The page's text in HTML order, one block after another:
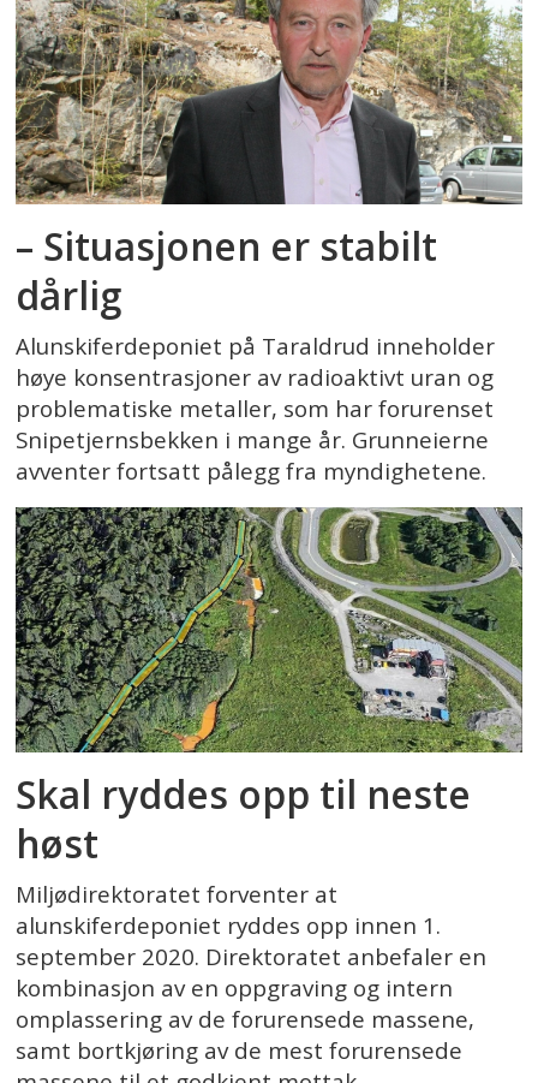
– Situasjonen er stabilt
dårlig
Alunskiferdeponiet på Taraldrud inneholder
høye konsentrasjoner av radioaktivt uran og
problematiske metaller, som har forurenset
Snipetjernsbekken i mange år. Grunneierne
avventer fortsatt pålegg fra myndighetene.
Skal ryddes opp til neste
høst
Miljødirektoratet forventer at
alunskiferdeponiet ryddes opp innen 1.
september 2020. Direktoratet anbefaler en
kombinasjon av en oppgraving og intern
omplassering av de forurensede massene,
samt bortkjøring av de mest forurensede